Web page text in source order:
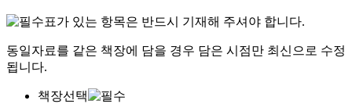
표가 있는 항목은 반드시 기재해 주셔야 합니다.
동일자료를 같은 책장에 담을 경우 담은 시점만 최신으로 수정
됩니다.
책장선택